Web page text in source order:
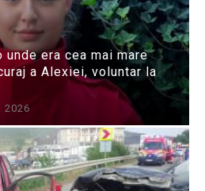
era cea mai mare
a Alexiei, voluntar la
2026